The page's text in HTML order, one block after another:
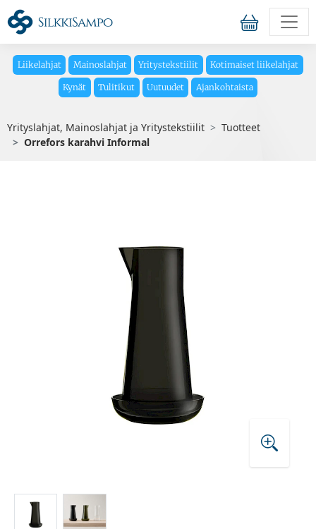
Liikelahjat Mainoslahjat Yritystekstiilit Kotimaiset liikelahjat
Kynät Tulitikut Uutuudet Ajankohtaista
Yrityslahjat, Mainoslahjat ja Yritystekstiilit
Tuotteet
Orrefors karahvi Informal